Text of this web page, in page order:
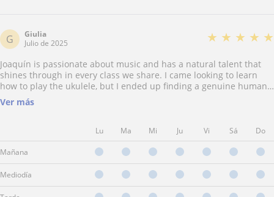
G
Giulia
Julio de 2025
★ ★ ★ ★ ★
Joaquín is passionate about music and has a natural talent that
shines through in every class we share. I came looking to learn
how to play the ukulele, but I ended up finding a genuine human
being, full of energy and patience, who turned each lesson into a
much richer experience than I expected.
Ver más
Lu Ma Mi Ju Vi Sá Do
Mañana
Mediodía